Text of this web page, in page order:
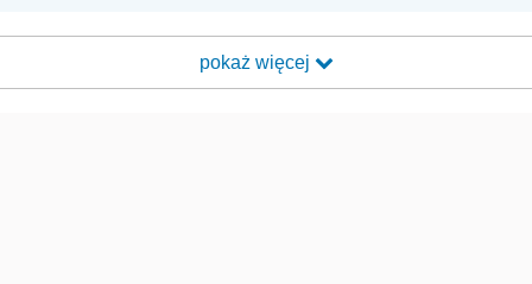
pokaż więcej